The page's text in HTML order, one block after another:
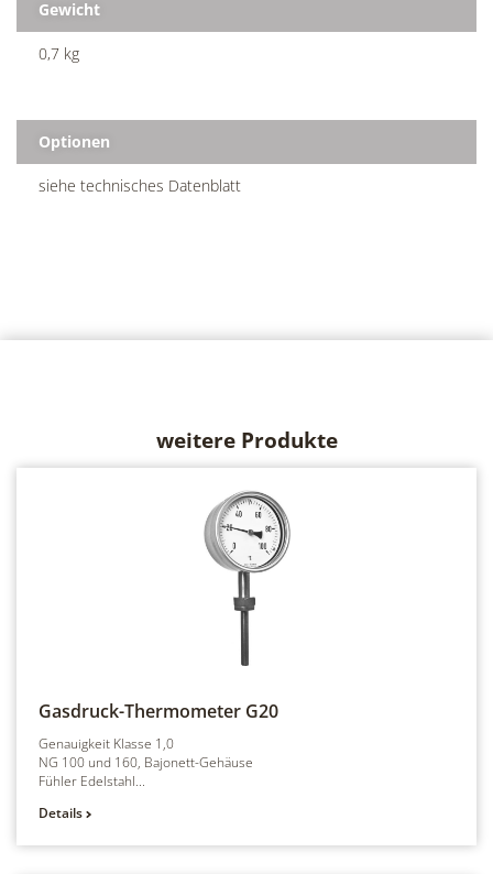
Gewicht
0,7 kg
Optionen
siehe technisches Datenblatt
weitere Produkte
Gasdruck-Thermometer G20
Genauigkeit Klasse 1,0
NG 100 und 160, Bajonett-Gehäuse
Fühler Edelstahl...
Details